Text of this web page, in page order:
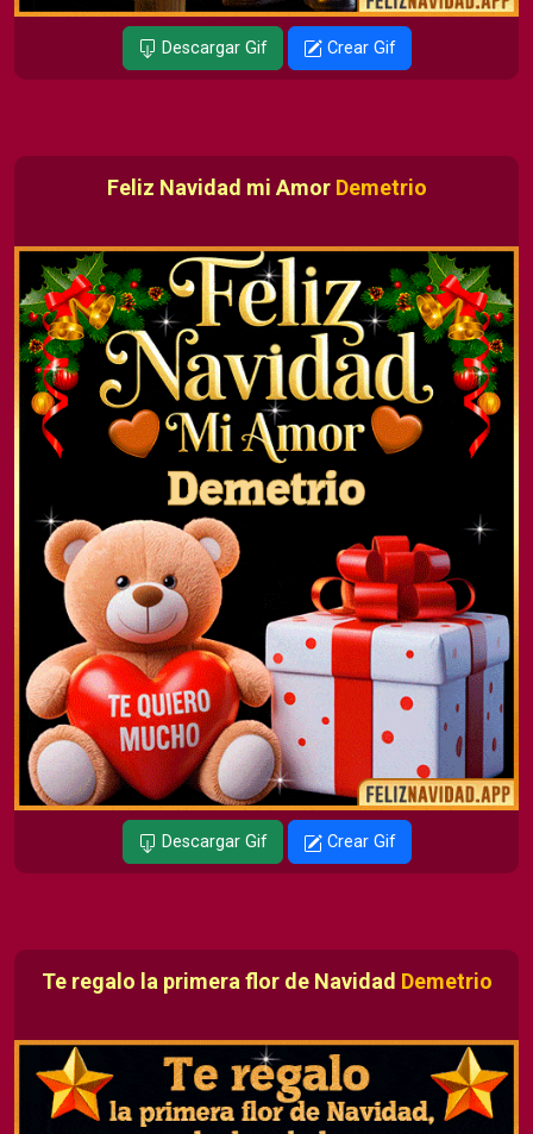
Descargar Gif Crear Gif
Feliz Navidad mi Amor Demetrio
Descargar Gif Crear Gif
Te regalo la primera flor de Navidad Demetrio